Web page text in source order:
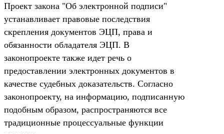
Проект закона "Об электронной подписи"
устанавливает правовые последствия
скрепления документов ЭЦП, права и
обязанности обладателя ЭЦП. В
законопроекте также идет речь о
предоставлении электронных документов в
качестве судебных доказательств. Согласно
законопроекту, на информацию, подписанную
подобным образом, распространяются все
традиционные процессуальные функции